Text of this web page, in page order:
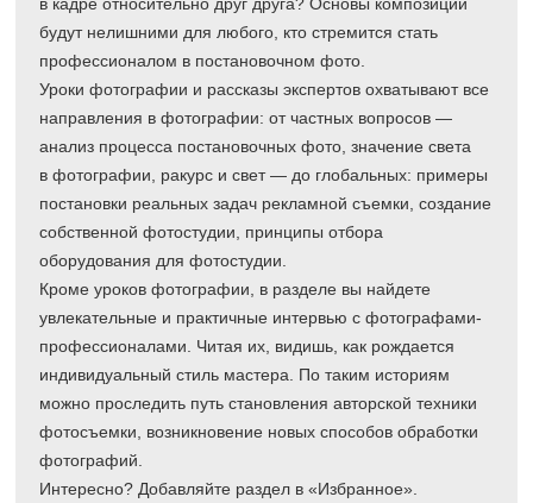
будут нелишними для любого, кто стремится стать
профессионалом в постановочном фото.
Уроки фотографии и рассказы экспертов охватывают все
направления в фотографии: от частных вопросов —
анализ процесса постановочных фото, значение света
в фотографии, ракурс и свет — до глобальных: примеры
постановки реальных задач рекламной съемки, создание
собственной фотостудии, принципы отбора
оборудования для фотостудии.
Кроме уроков фотографии, в разделе вы найдете
увлекательные и практичные интервью с фотографами-
профессионалами. Читая их, видишь, как рождается
индивидуальный стиль мастера. По таким историям
можно проследить путь становления авторской техники
фотосъемки, возникновение новых способов обработки
фотографий.
Интересно? Добавляйте раздел в «Избранное».